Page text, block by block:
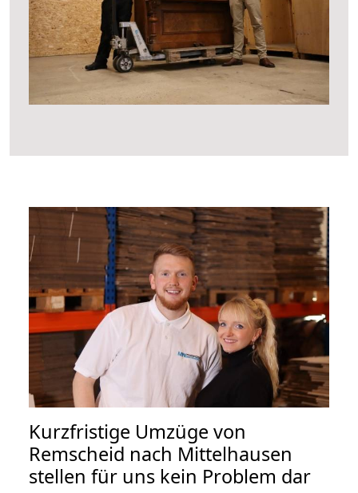
Kurzfristige Umzüge von
Remscheid nach Mittelhausen
stellen für uns kein Problem dar